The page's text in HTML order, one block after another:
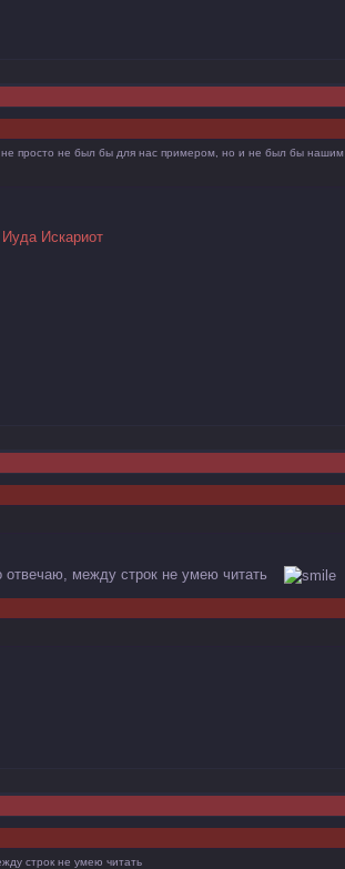
просто не был бы для нас примером, но и не был бы нашим
Иуда Искариот
между строк не умею читать
строк не умею читать